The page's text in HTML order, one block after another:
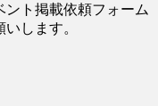
ント掲載依頼フォーム
いします。